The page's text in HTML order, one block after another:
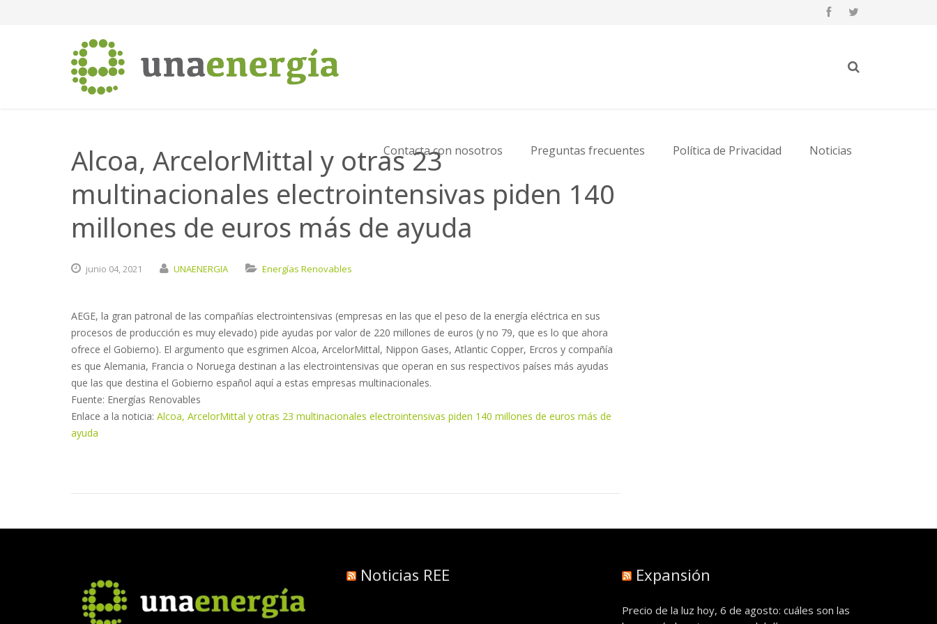
Contacta con nosotros Preguntas frecuentes Política de Privacidad Noticias
Alcoa, ArcelorMittal y otras 23
multinacionales electrointensivas piden 140
millones de euros más de ayuda
junio 04,2021 UNAENERGIA Energías Renovables
AEGE, la gran patronal de las compañías electrointensivas (empresas en las que el peso de la energía eléctrica en sus
procesos de producción es muy elevado) pide ayudas por valor de 220 millones de euros (y no 79, que es lo que ahora
ofrece el Gobierno). El argumento que esgrimen Alcoa, ArcelorMittal, Nippon Gases, Atlantic Copper, Ercros y compañía
es que Alemania, Francia o Noruega destinan a las electrointensivas que operan en sus respectivos países más ayudas
que las que destina el Gobierno español aquí a estas empresas multinacionales.
Fuente: Energías Renovables
Enlace a la noticia: Alcoa, ArcelorMittal y otras 23 multinacionales electrointensivas piden 140 millones de euros más de
ayuda
Noticias REE Expansión
Precio de la luz hoy, 6 de agosto: cuáles son las